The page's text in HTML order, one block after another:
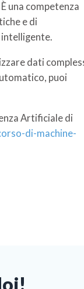
una competenza
e di
dati
puoi
Artificiale di
di-machine-